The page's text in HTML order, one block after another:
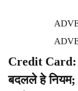
Credit Card:
बदलले हे नियम;